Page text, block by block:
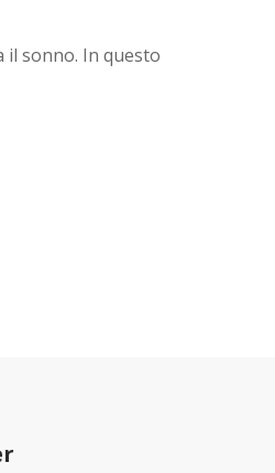
il sonno. In questo